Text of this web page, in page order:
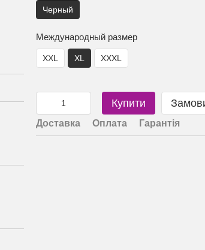
Черный
Международный размер
XXL XL XXXL
Купити
Доставка Оплата Гарантія